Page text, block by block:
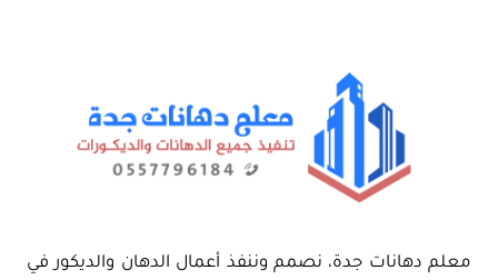
بجدة
معلم دهانات جدة، نصمم وننفذ أعمال الدهان والديكور في